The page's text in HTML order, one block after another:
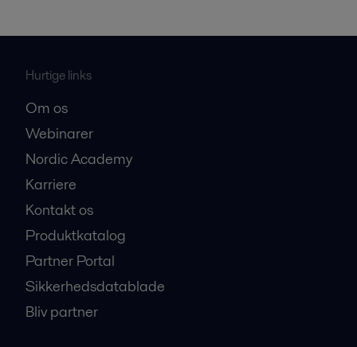
Hurtige links
Om os
Webinarer
Nordic Academy
Karriere
Kontakt os
Produktkatalog
Partner Portal
Sikkerhedsdatablade
Bliv partner